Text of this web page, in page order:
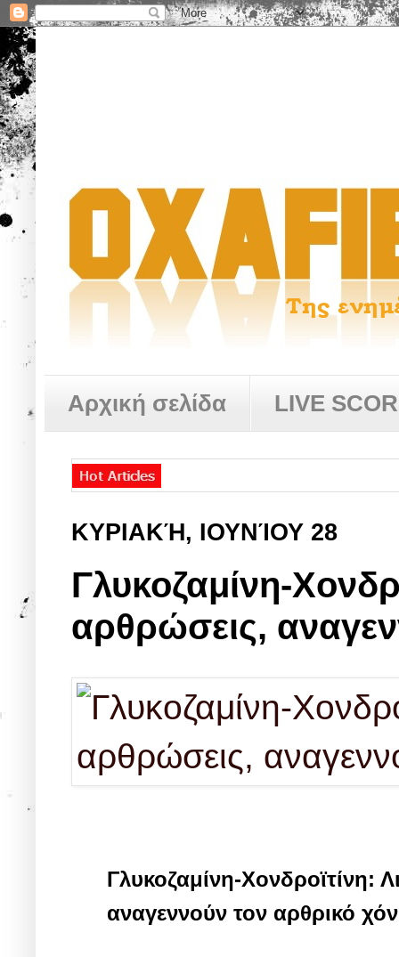
Αρχική σελίδα LIVE
ΚΥΡΙΑΚΉ, ΙΟΥΝΊΟΥ 28
Γλυκοζαμίνη-
αρθρώσεις,
Γλυκοζαμίνη-Χονδροϊτίνη:
αναγεννούν τον αρθρικό